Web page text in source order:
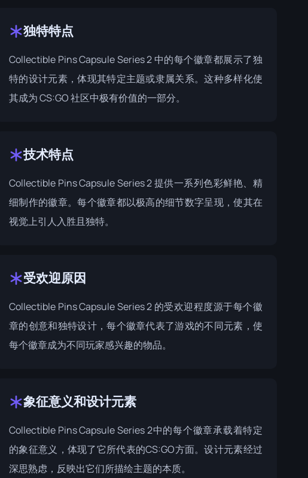
独特特点
Collectible Pins Capsule Series 2 中的每个徽章都展示了独
特的设计元素，体现其特定主题或隶属关系。这种多样化使
其成为 CS:GO 社区中极有价值的一部分。
技术特点
Collectible Pins Capsule Series 2 提供一系列色彩鲜艳、精
细制作的徽章。每个徽章都以极高的细节数字呈现，使其在
视觉上引人入胜且独特。
受欢迎原因
Collectible Pins Capsule Series 2 的受欢迎程度源于每个徽
章的创意和独特设计，每个徽章代表了游戏的不同元素，使
每个徽章成为不同玩家感兴趣的物品。
象征意义和设计元素
Collectible Pins Capsule Series 2中的每个徽章承载着特定
的象征意义，体现了它所代表的CS:GO方面。设计元素经过
深思熟虑，反映出它们所描绘主题的本质。